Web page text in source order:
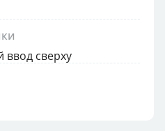
ввод сверху